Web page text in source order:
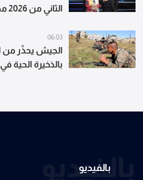
والمونديال
06:03
الجيش يحذّر من
بالذخيرة الحية
بالفيديو
بالفيديو